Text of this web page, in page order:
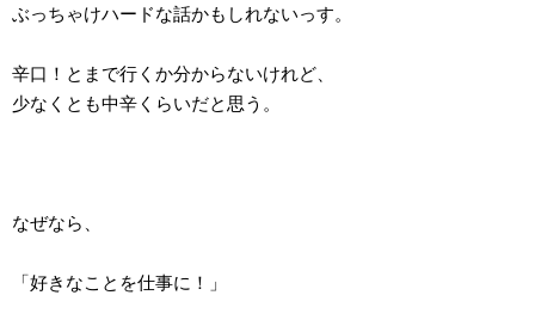
ぶっちゃけハードな話かもしれないっす。
辛口！とまで行くか分からないけれど、
少なくとも中辛くらいだと思う。
なぜなら、
「好きなことを仕事に！」